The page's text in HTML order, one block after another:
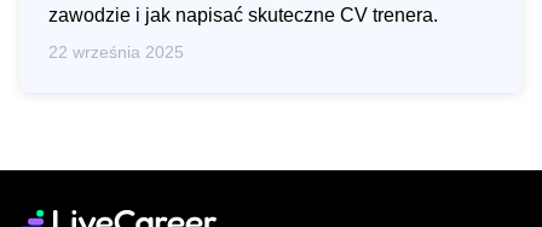
zawodzie i jak napisać skuteczne CV trenera.
22 września 2025